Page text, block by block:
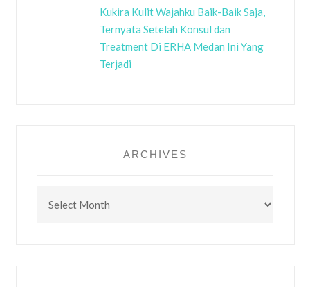
Kukira Kulit Wajahku Baik-Baik Saja,
Ternyata Setelah Konsul dan
Treatment Di ERHA Medan Ini Yang
Terjadi
ARCHIVES